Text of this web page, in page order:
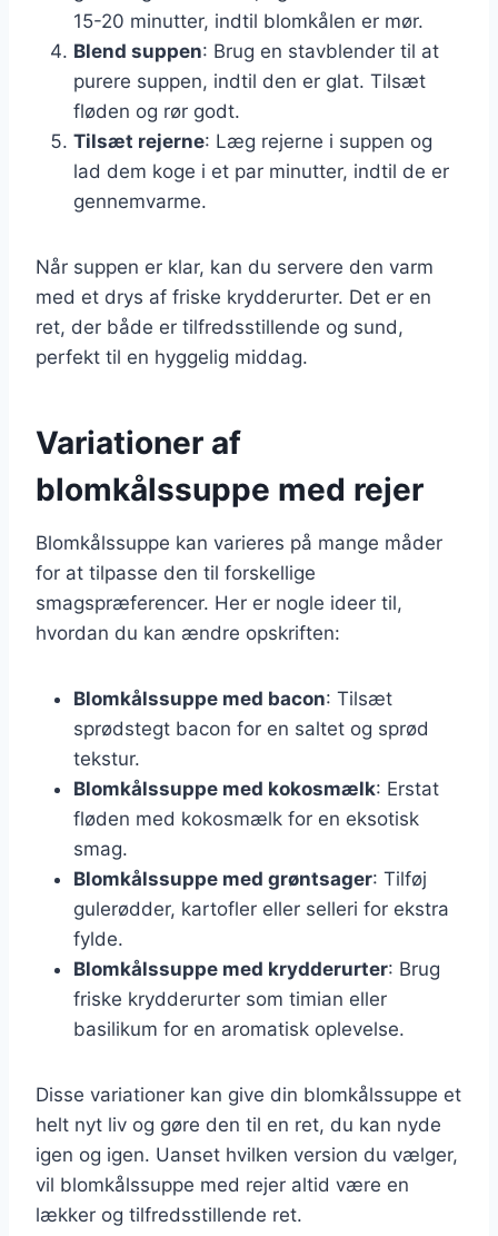
15-20 minutter, indtil blomkålen er mør.
Blend suppen: Brug en stavblender til at
purere suppen, indtil den er glat. Tilsæt
fløden og rør godt.
Tilsæt rejerne: Læg rejerne i suppen og
lad dem koge i et par minutter, indtil de er
gennemvarme.
Når suppen er klar, kan du servere den varm
med et drys af friske krydderurter. Det er en
ret, der både er tilfredsstillende og sund,
perfekt til en hyggelig middag.
Variationer af
blomkålssuppe med rejer
Blomkålssuppe kan varieres på mange måder
for at tilpasse den til forskellige
smagspræferencer. Her er nogle ideer til,
hvordan du kan ændre opskriften:
Blomkålssuppe med bacon: Tilsæt
sprødstegt bacon for en saltet og sprød
tekstur.
Blomkålssuppe med kokosmælk: Erstat
fløden med kokosmælk for en eksotisk
smag.
Blomkålssuppe med grøntsager: Tilføj
gulerødder, kartofler eller selleri for ekstra
fylde.
Blomkålssuppe med krydderurter: Brug
friske krydderurter som timian eller
basilikum for en aromatisk oplevelse.
Disse variationer kan give din blomkålssuppe et
helt nyt liv og gøre den til en ret, du kan nyde
igen og igen. Uanset hvilken version du vælger,
vil blomkålssuppe med rejer altid være en
lækker og tilfredsstillende ret.